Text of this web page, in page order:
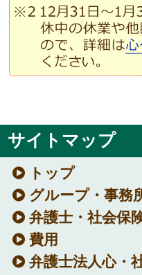
サイトマップ
トップ
グループ・事務
弁護士・社会保
費用
弁護士法人心・